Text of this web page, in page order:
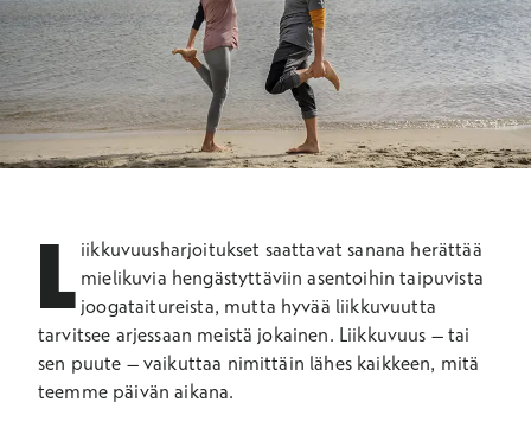
L iikkuvuusharjoitukset saattavat sanana herättää
mielikuvia hengästyttäviin asentoihin taipuvista
joogataitureista, mutta hyvää liikkuvuutta
tarvitsee arjessaan meistä jokainen. Liikkuvuus – tai
sen puute – vaikuttaa nimittäin lähes kaikkeen, mitä
teemme päivän aikana.